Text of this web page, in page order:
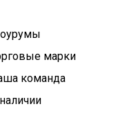
марки
команда